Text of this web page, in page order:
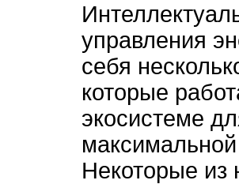
управления
себя
которые
экосистеме
Некоторые из